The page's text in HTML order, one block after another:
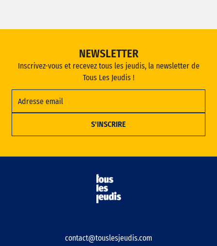
NEWSLETTER
Inscrivez-vous et recevez tous les jeudis, la newsletter de
Tous Les Jeudis !
contact@touslesjeudis.com